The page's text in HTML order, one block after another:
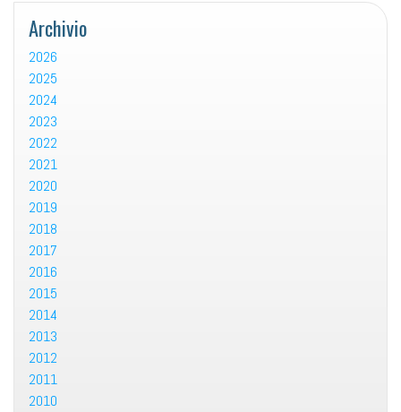
Archivio
2026
2025
2024
2023
2022
2021
2020
2019
2018
2017
2016
2015
2014
2013
2012
2011
2010